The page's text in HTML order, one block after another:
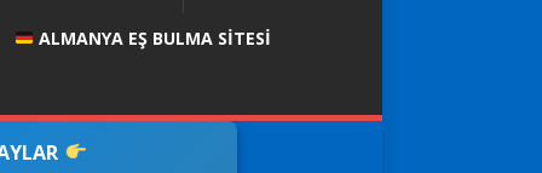
ALMANYA EŞ BULMA SITESI